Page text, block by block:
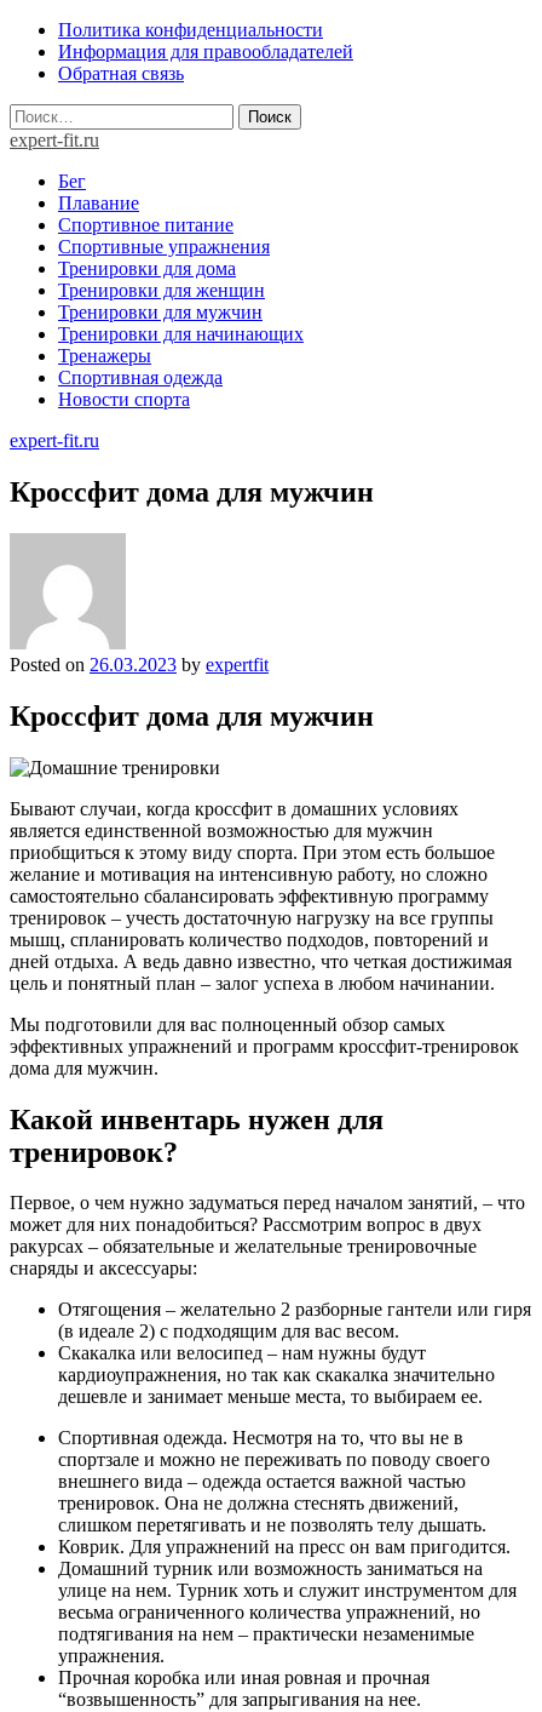
Skip
content
Политика конфиденциальности
Информация для правообладателей
Обратная связь
Найти:
expert-fit.ru
Бег
Плавание
Спортивное питание
Спортивные упражнения
Тренировки для дома
Тренировки для женщин
Тренировки для мужчин
Тренировки для начинающих
Тренажеры
Спортивная одежда
Новости спорта
expert-fit.ru
Кроссфит дома для мужчин
Posted on 26.03.2023 by expertfit
Кроссфит дома для мужчин
Бывают случаи, когда кроссфит в домашних условиях
является единственной возможностью для мужчин
приобщиться к этому виду спорта. При этом есть большое
желание и мотивация на интенсивную работу, но сложно
самостоятельно сбалансировать эффективную программу
тренировок – учесть достаточную нагрузку на все группы
мышц, спланировать количество подходов, повторений и
дней отдыха. А ведь давно известно, что четкая достижимая
цель и понятный план – залог успеха в любом начинании.
Мы подготовили для вас полноценный обзор самых
эффективных упражнений и программ кроссфит-тренировок
дома для мужчин.
Какой инвентарь нужен для
тренировок?
Первое, о чем нужно задуматься перед началом занятий, – что
может для них понадобиться? Рассмотрим вопрос в двух
ракурсах – обязательные и желательные тренировочные
снаряды и аксессуары:
Отягощения – желательно 2 разборные гантели или гиря
(в идеале 2) с подходящим для вас весом.
Скакалка или велосипед – нам нужны будут
кардиоупражнения, но так как скакалка значительно
дешевле и занимает меньше места, то выбираем ее.
Спортивная одежда. Несмотря на то, что вы не в
спортзале и можно не переживать по поводу своего
внешнего вида – одежда остается важной частью
тренировок. Она не должна стеснять движений,
слишком перетягивать и не позволять телу дышать.
Коврик. Для упражнений на пресс он вам пригодится.
Домашний турник или возможность заниматься на
улице на нем. Турник хоть и служит инструментом для
весьма ограниченного количества упражнений, но
подтягивания на нем – практически незаменимые
упражнения.
Прочная коробка или иная ровная и прочная
“возвышенность” для запрыгивания на нее.